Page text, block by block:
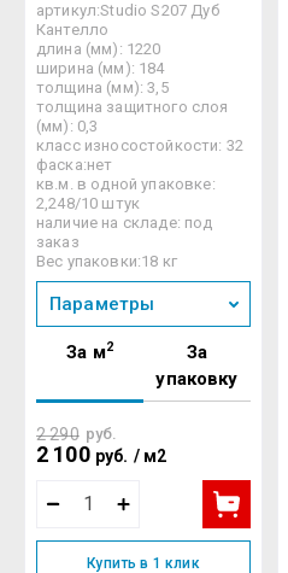
артикул:Studio S207 Дуб
Кантелло
длина (мм): 1220
ширина (мм): 184
толщина (мм): 3,5
толщина защитного слоя
(мм): 0,3
класс износостойкости: 32
фаска:нет
кв.м. в одной упаковке:
2,248/10 штук
наличие на складе: под
заказ
Вес упаковки:18 кг
Параметры
За м2
За
упаковку
2 290 руб.
2 100 руб. / м2
Купить в 1 клик